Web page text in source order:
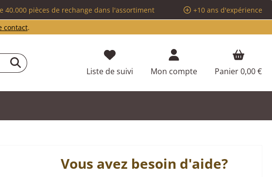
40.000 pièces de rechange dans l'assortiment
+10 ans d'expérience
contact.
Liste de suivi Vous avez 0 articles dans votre liste
Mon compte Panier0,00 €
Vous avez besoin d'aide?